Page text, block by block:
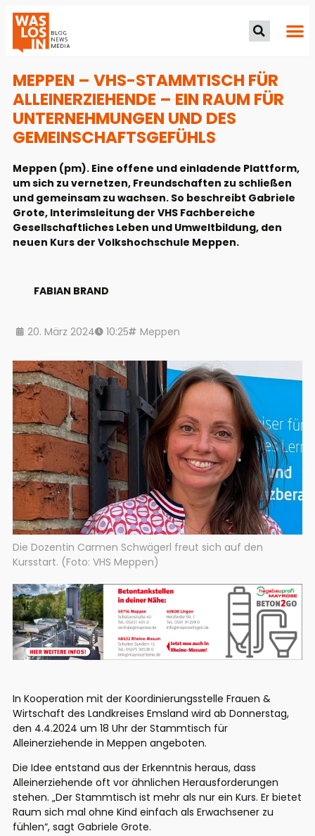
MEPPEN – VHS-STAMMTISCH FÜR
ALLEINERZIEHENDE – EIN RAUM FÜR
UNTERNEHMUNGEN UND DES
GEMEINSCHAFTSGEFÜHLS
Meppen (pm). Eine offene und einladende Plattform,
um sich zu vernetzen, Freundschaften zu schließen
und gemeinsam zu wachsen. So beschreibt Gabriele
Grote, Interimsleitung der VHS Fachbereiche
Gesellschaftliches Leben und Umweltbildung, den
neuen Kurs der Volkshochschule Meppen.
FABIAN BRAND
20. März 2024 10:25 Meppen
Die Dozentin Carmen Schwägerl freut sich auf den
Kursstart. (Foto: VHS Meppen)
In Kooperation mit der Koordinierungsstelle Frauen &
Wirtschaft des Landkreises Emsland wird ab Donnerstag,
den 4.4.2024 um 18 Uhr der Stammtisch für
Alleinerziehende in Meppen angeboten.
Die Idee entstand aus der Erkenntnis heraus, dass
Alleinerziehende oft vor ähnlichen Herausforderungen
stehen. „Der Stammtisch ist mehr als nur ein Kurs. Er bietet
Raum sich mal ohne Kind einfach als Erwachsener zu
fühlen“, sagt Gabriele Grote.